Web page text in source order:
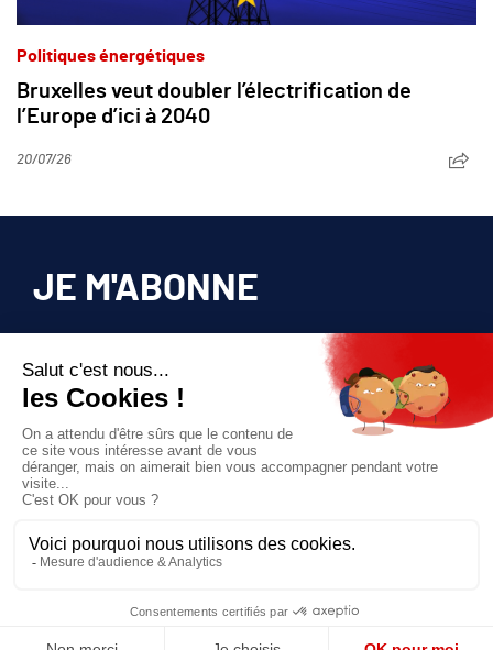
Politiques énergétiques
Bruxelles veut doubler l’électrification de
l’Europe d’ici à 2040
20/07/26
JE M'ABONNE
Pour bénéficier d’un accès privilégié à tous
les articles publiés sur site.
Prix unique 180€/AN
JE M'ABONNE